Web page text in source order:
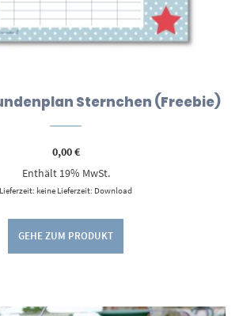
Sternchen (Freebie)
0,00€
Enthält 19% MwSt.
Lieferzeit: keine Lieferzeit: Download
GEHE ZUM PRODUKT